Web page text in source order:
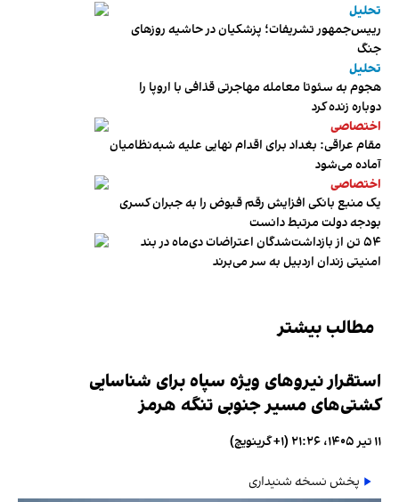
تحلیل
رییس‌جمهور تشریفات؛ پزشکیان در حاشیه روزهای
جنگ
تحلیل
هجوم به سئوتا معامله مهاجرتی قذافی با اروپا را
دوباره زنده کرد
اختصاصی
مقام عراقی: بغداد برای اقدام نهایی علیه شبه‌نظامیان
آماده می‌شود
اختصاصی
یک منبع بانکی افزایش رقم قبوض را به جبران کسری
بودجه دولت مرتبط دانست
۵۴ تن از بازداشت‌شدگان اعتراضات دی‌ماه در بند
امنیتی زندان اردبیل به سر می‌برند
مطالب بیشتر
استقرار نیروهای ویژه سپاه برای شناسایی
کشتی‌های مسیر جنوبی تنگه هرمز
۱۱ تیر ۱۴۰۵، ۲۱:۲۶ (‎+۱ گرینویچ)
پخش نسخه شنیداری